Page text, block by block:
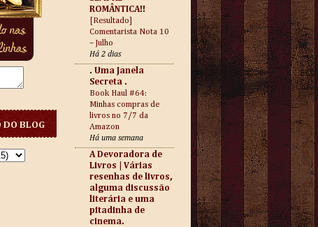
DO BLOG
ROMÂNTICA!!
[Resultado]
Comentarista Nota 10
– Julho
Há 2 dias
. Uma Janela
Secreta .
Book Haul #64:
Minhas compras de
livros no 7/7 da
Amazon
Há uma semana
A Devoradora de
Livros | Várias
resenhas de livros,
alguma discussão
literária e uma
pitadinha de
cinema.